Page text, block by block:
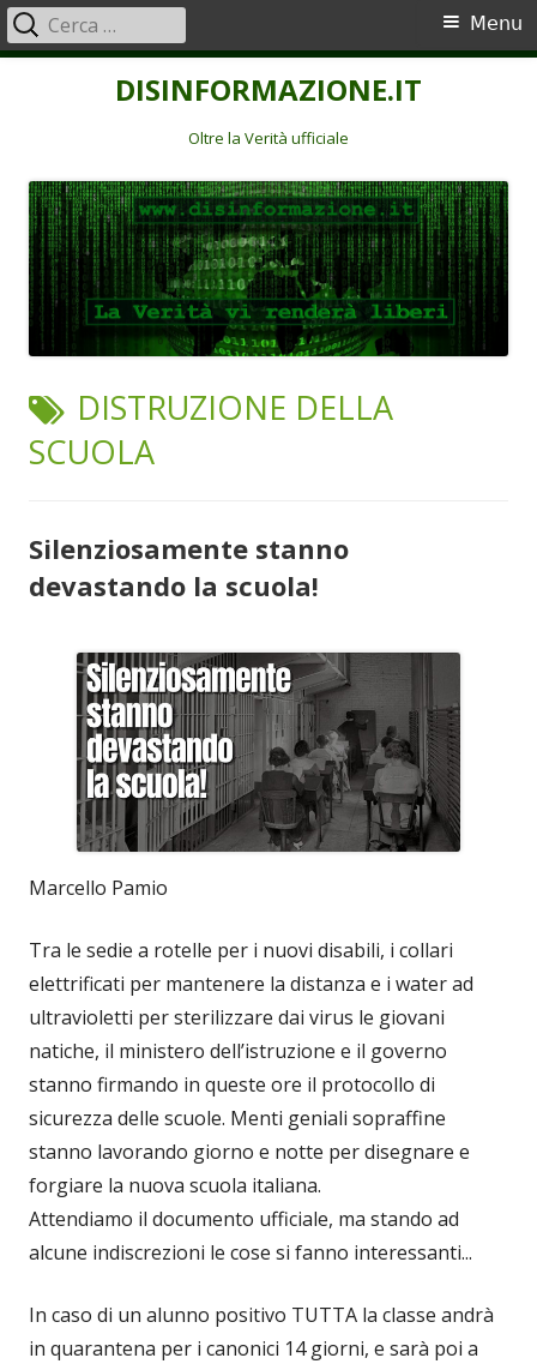
DISINFORMAZIONE.IT
Oltre la Verità ufficiale
Menu
principale
Menu
Ricerca
per:
TAG:
DISTRUZIONE DELLA
SCUOLA
Silenziosamente stanno
devastando la scuola!
Marcello Pamio
Tra le sedie a rotelle per i nuovi disabili, i collari
elettrificati per mantenere la distanza e i water ad
ultravioletti per sterilizzare dai virus le giovani
natiche, il ministero dell’istruzione e il governo
stanno firmando in queste ore il protocollo di
sicurezza delle scuole. Menti geniali sopraffine
stanno lavorando giorno e notte per disegnare e
forgiare la nuova scuola italiana.
Attendiamo il documento ufficiale, ma stando ad
alcune indiscrezioni le cose si fanno interessanti...
In caso di un alunno positivo TUTTA la classe andrà
in quarantena per i canonici 14 giorni, e sarà poi a